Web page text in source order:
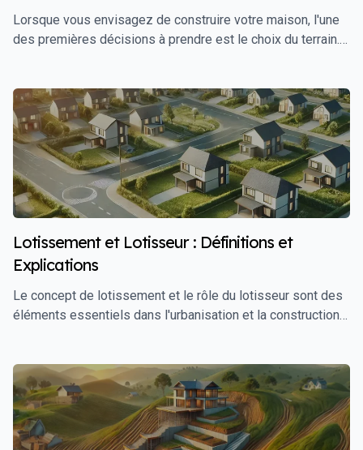
Lorsque vous envisagez de construire votre maison, l'une
des premières décisions à prendre est le choix du terrain.
Ce guide vous explique ce qu’est un terrain libre de
constructeur, les avantages qu’il offre, et comment faire le
meilleur choix pour votre projet de construction.
Lotissement et Lotisseur : Définitions et
Explications
Le concept de lotissement et le rôle du lotisseur sont des
éléments essentiels dans l'urbanisation et la construction
comprendre ces termes est crucial pour naviguer dans le
monde de l'immobilier. Ce guide vous fournira une définition
claire de ces concepts, ainsi que des explications
détaillées sur leur importance et leur fonctionnement.